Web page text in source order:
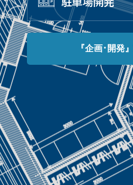
『企画･開発